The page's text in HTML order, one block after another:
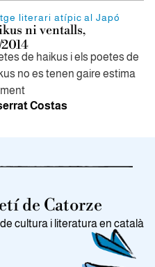
literari atípic al Japó
ni ventalls,
de haikus i els poetes de
no es tenen gaire estima
Costas
de Catorze
cultura i literatura en català